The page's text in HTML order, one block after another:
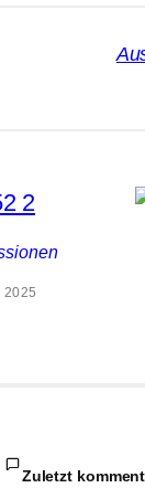
2025
Zuletzt